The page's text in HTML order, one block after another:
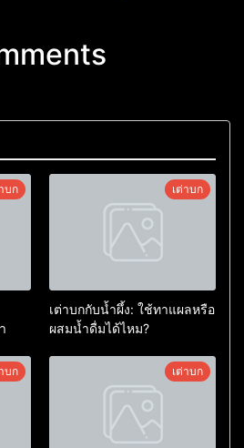
บก เต่าบก
เต่าบกกับน้ำผึ้ง: ใช้ทาแผลหรือ
ผสมน้ำดื่มได้ไหม?
บก เต่าบก